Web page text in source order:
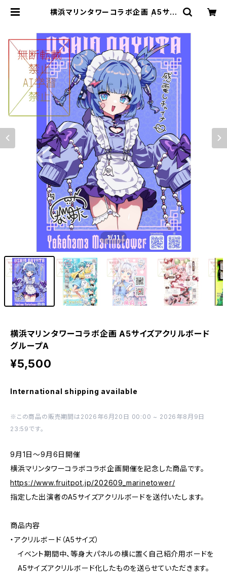
横浜マリンタワーコラボ企画 A5サイ
1/11
横浜マリンタワーコラボ企画 A5サイズアクリルボード
グループA
¥5,500
International shipping available
※この商品の販売期間は2026年6月20日 00:00 ~ 2026年8月9日
23:59です。
9月1日～9月6日開催
横浜マリンタワーコラボコラボ企画開催を記念した商品です。
https://www.fruitpot.jp/202609_marinetower/
指定した出演者のA5サイズアクリルボードを送付いたします。
商品内容
・アクリルボード（A5サイズ）
イベント期間中、等身大パネルの横に置く自己紹介用ボードを
A5サイズアクリルボード化したものを送らせていただきます。